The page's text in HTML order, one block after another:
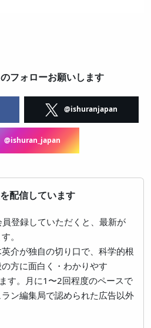
フォローお願いします
@ishuranjapan
@ishuran_japan
配信しています
登録していただくと、最新が
。
介が独自の切り口で、科学的根
方に面白く・わかりやす
す。月に1〜2回程度のペースで
ン編集局で認められた広告以外